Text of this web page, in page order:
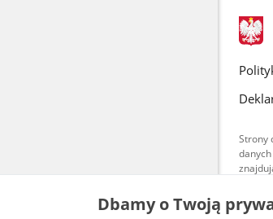
gov.pl
Strony
Dbamy o Twoją